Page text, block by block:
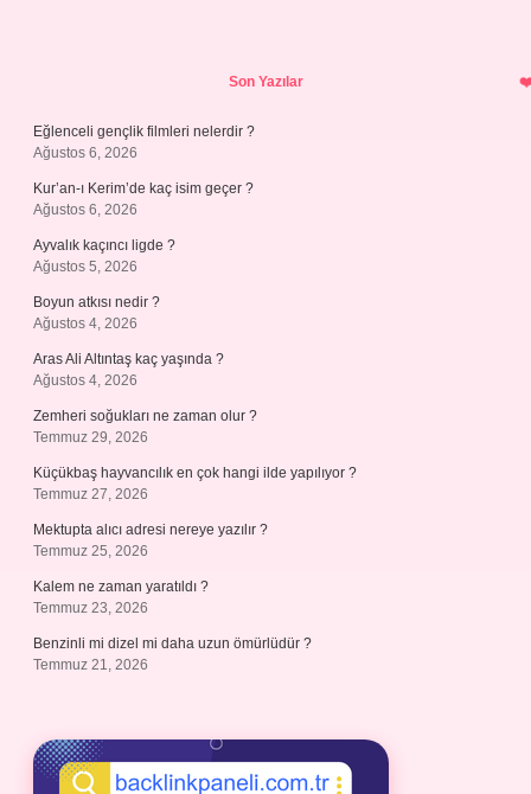
Son Yazılar
Eğlenceli gençlik filmleri nelerdir ?
Ağustos 6, 2026
Kur’an-ı Kerim’de kaç isim geçer ?
Ağustos 6, 2026
Ayvalık kaçıncı ligde ?
Ağustos 5, 2026
Boyun atkısı nedir ?
Ağustos 4, 2026
Aras Ali Altıntaş kaç yaşında ?
Ağustos 4, 2026
Zemheri soğukları ne zaman olur ?
Temmuz 29, 2026
Küçükbaş hayvancılık en çok hangi ilde yapılıyor ?
Temmuz 27, 2026
Mektupta alıcı adresi nereye yazılır ?
Temmuz 25, 2026
Kalem ne zaman yaratıldı ?
Temmuz 23, 2026
Benzinli mi dizel mi daha uzun ömürlüdür ?
Temmuz 21, 2026